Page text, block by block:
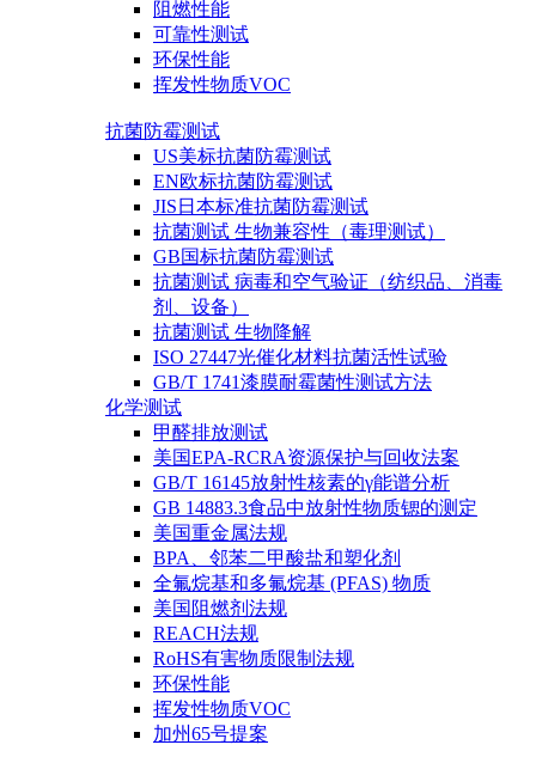
阻燃性能
可靠性测试
环保性能
挥发性物质VOC
抗菌防霉测试
US美标抗菌防霉测试
EN欧标抗菌防霉测试
JIS日本标准抗菌防霉测试
抗菌测试 生物兼容性（毒理测试）
GB国标抗菌防霉测试
抗菌测试 病毒和空气验证（纺织品、消毒
剂、设备）
抗菌测试 生物降解
ISO 27447光催化材料抗菌活性试验
GB/T 1741漆膜耐霉菌性测试方法
化学测试
甲醛排放测试
美国EPA-RCRA资源保护与回收法案
GB/T 16145放射性核素的γ能谱分析
GB 14883.3食品中放射性物质锶的测定
美国重金属法规
BPA、邻苯二甲酸盐和塑化剂
全氟烷基和多氟烷基 (PFAS) 物质
美国阻燃剂法规
REACH法规
RoHS有害物质限制法规
环保性能
挥发性物质VOC
加州65号提案